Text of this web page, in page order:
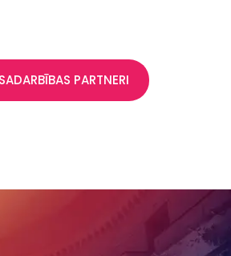
PARTNERI